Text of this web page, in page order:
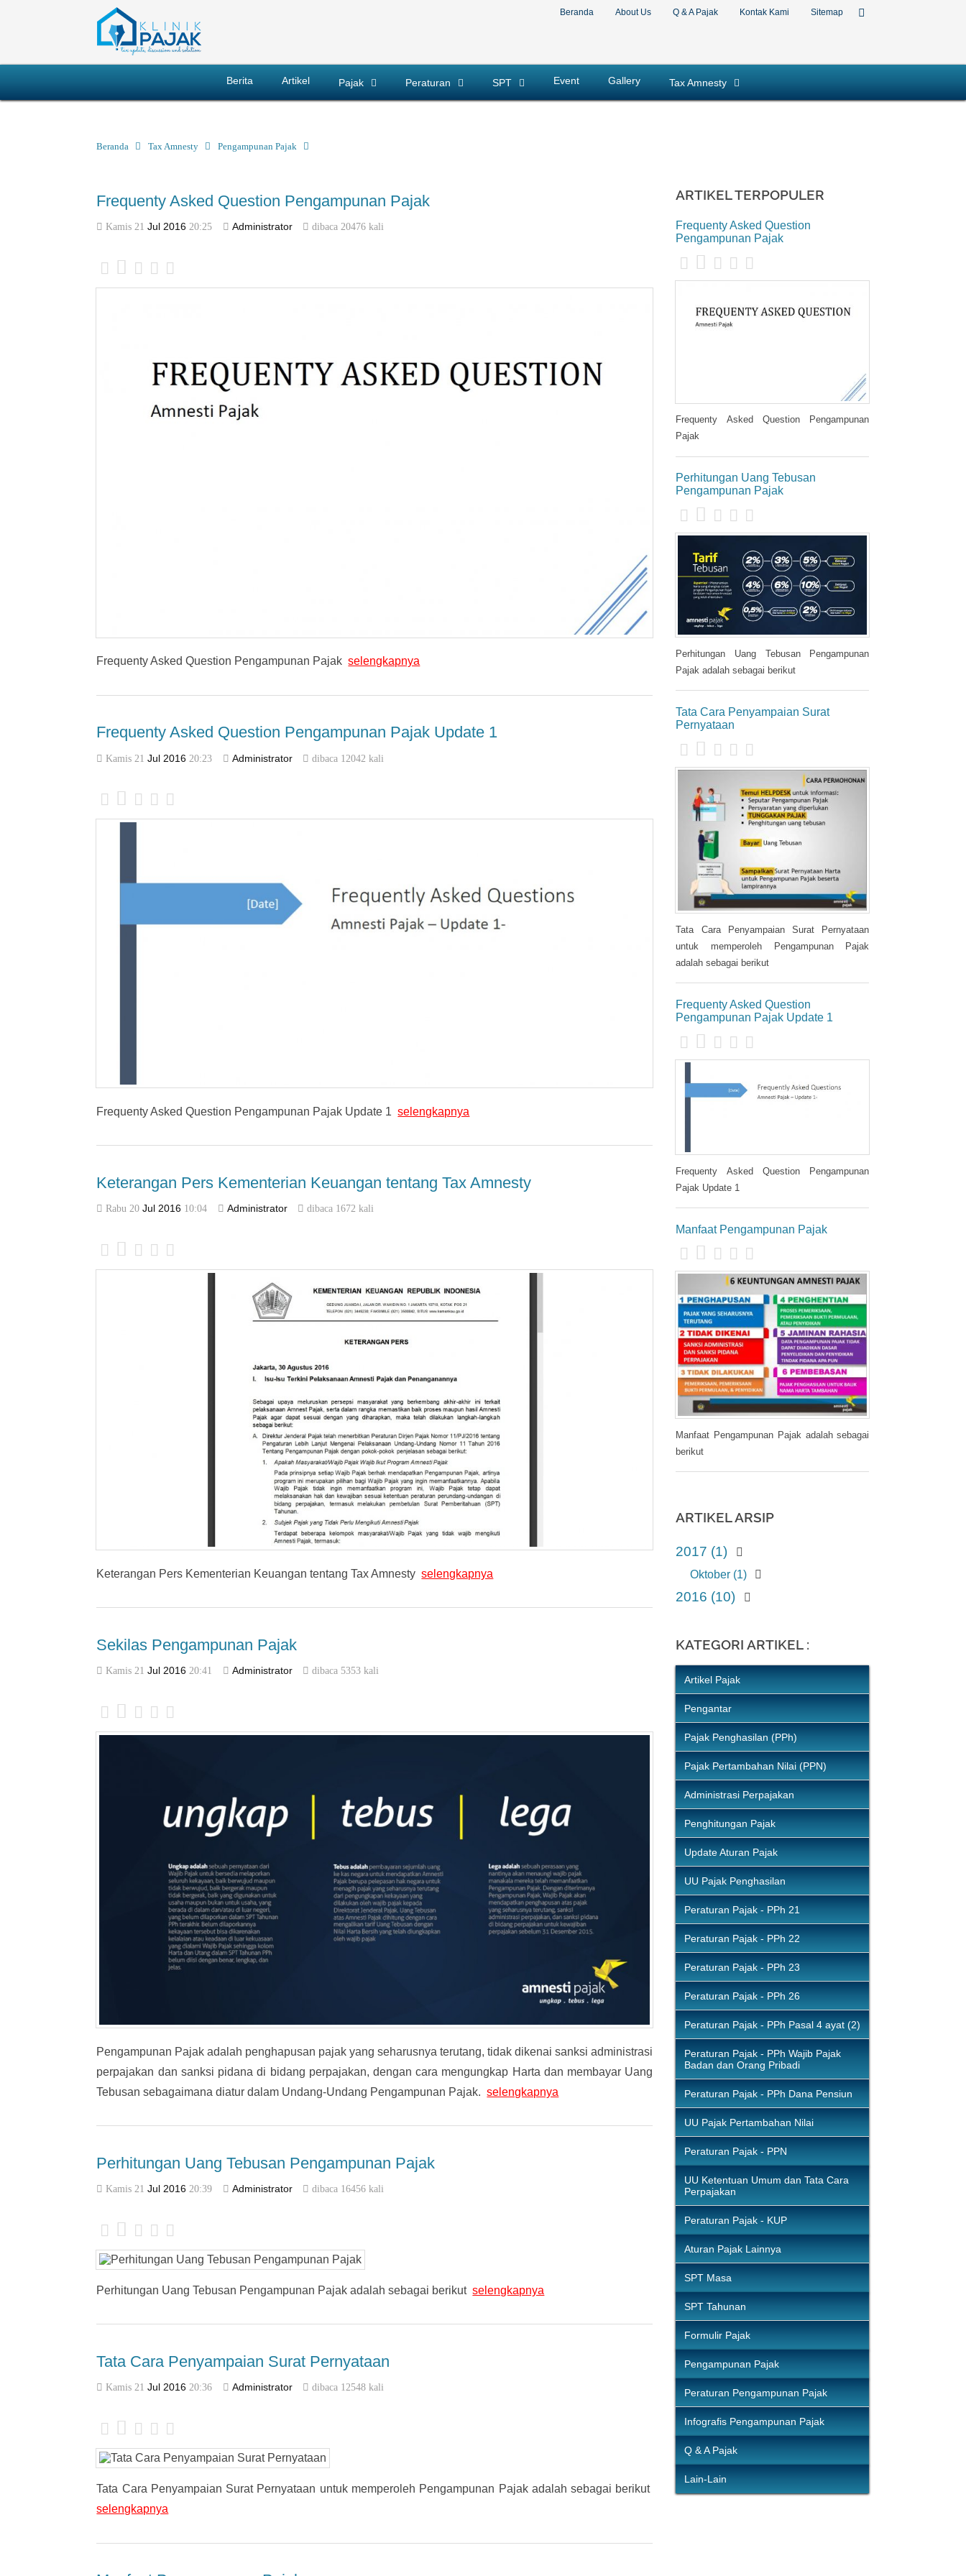
Beranda About Us Q & A Pajak Kontak Kami Sitemap
Berita Artikel Pajak Peraturan SPT Event Gallery Tax Amnesty
Beranda Tax Amnesty Pengampunan Pajak
Frequenty Asked Question Pengampunan Pajak
Kamis 21Jul 2016 20:25 Administrator dibaca 20476 kali
Frequenty Asked Question Pengampunan Pajakselengkapnya
Frequenty Asked Question Pengampunan Pajak Update 1
Kamis 21Jul 2016 20:23 Administrator dibaca 12042 kali
Frequenty Asked Question Pengampunan Pajak Update 1selengkapnya
Keterangan Pers Kementerian Keuangan tentang Tax Amnesty
Rabu 20Jul 2016 10:04 Administrator dibaca 1672 kali
Keterangan Pers Kementerian Keuangan tentang Tax Amnestyselengkapnya
Sekilas Pengampunan Pajak
Kamis 21Jul 2016 20:41 Administrator dibaca 5353 kali
Pengampunan Pajak adalah penghapusan pajak yang seharusnya terutang, tidak dikenai sanksi administrasi
perpajakan dan sanksi pidana di bidang perpajakan, dengan cara mengungkap Harta dan membayar Uang
Tebusan sebagaimana diatur dalam Undang-Undang Pengampunan Pajak.selengkapnya
Perhitungan Uang Tebusan Pengampunan Pajak
Kamis 21Jul 2016 20:39 Administrator dibaca 16456 kali
Perhitungan Uang Tebusan Pengampunan Pajak adalah sebagai berikutselengkapnya
Tata Cara Penyampaian Surat Pernyataan
Kamis 21Jul 2016 20:36 Administrator dibaca 12548 kali
Tata Cara Penyampaian Surat Pernyataan untuk memperoleh Pengampunan Pajak adalah sebagai berikut
selengkapnya
ARTIKEL TERPOPULER
Frequenty Asked Question
Pengampunan Pajak
Frequenty Asked Question Pengampunan
Pajak
Perhitungan Uang Tebusan
Pengampunan Pajak
Perhitungan Uang Tebusan Pengampunan
Pajak adalah sebagai berikut
Tata Cara Penyampaian Surat
Pernyataan
Tata Cara Penyampaian Surat Pernyataan
untuk memperoleh Pengampunan Pajak
adalah sebagai berikut
Frequenty Asked Question
Pengampunan Pajak Update 1
Frequenty Asked Question Pengampunan
Pajak Update 1
Manfaat Pengampunan Pajak
Manfaat Pengampunan Pajak adalah sebagai
berikut
ARTIKEL ARSIP
2017 (1)
Oktober (1)
2016 (10)
KATEGORI ARTIKEL :
Artikel Pajak
Pengantar
Pajak Penghasilan (PPh)
Pajak Pertambahan Nilai (PPN)
Administrasi Perpajakan
Penghitungan Pajak
Update Aturan Pajak
UU Pajak Penghasilan
Peraturan Pajak - PPh 21
Peraturan Pajak - PPh 22
Peraturan Pajak - PPh 23
Peraturan Pajak - PPh 26
Peraturan Pajak - PPh Pasal 4 ayat (2)
Peraturan Pajak - PPh Wajib Pajak
Badan dan Orang Pribadi
Peraturan Pajak - PPh Dana Pensiun
UU Pajak Pertambahan Nilai
Peraturan Pajak - PPN
UU Ketentuan Umum dan Tata Cara
Perpajakan
Peraturan Pajak - KUP
Aturan Pajak Lainnya
SPT Masa
SPT Tahunan
Formulir Pajak
Pengampunan Pajak
Peraturan Pengampunan Pajak
Infografis Pengampunan Pajak
Q & A Pajak
Lain-Lain